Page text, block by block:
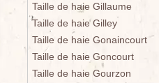
Taille de haie Gillaume
Taille de haie Gilley
Taille de haie Gonaincourt
Taille de haie Goncourt
Taille de haie Gourzon